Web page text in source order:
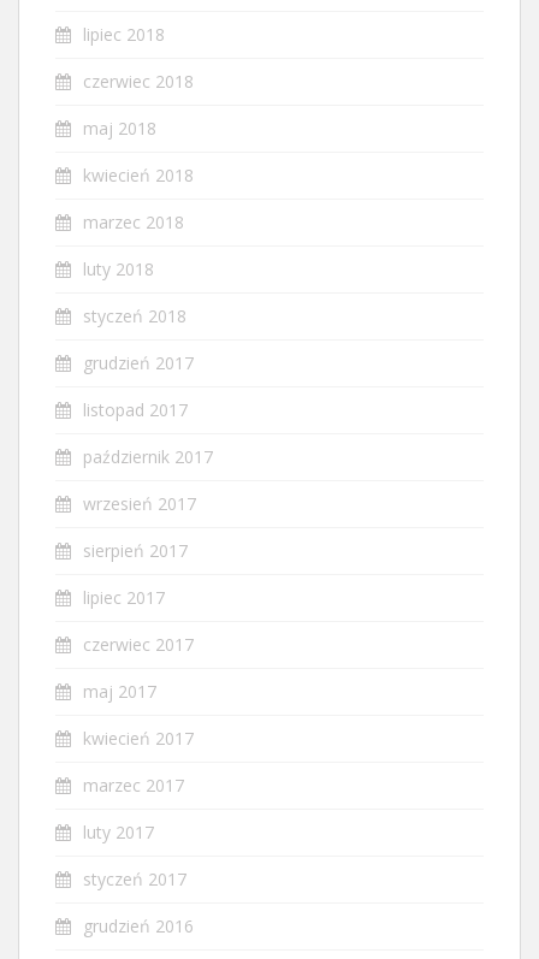
lipiec 2018
czerwiec 2018
maj 2018
kwiecień 2018
marzec 2018
luty 2018
styczeń 2018
grudzień 2017
listopad 2017
październik 2017
wrzesień 2017
sierpień 2017
lipiec 2017
czerwiec 2017
maj 2017
kwiecień 2017
marzec 2017
luty 2017
styczeń 2017
grudzień 2016